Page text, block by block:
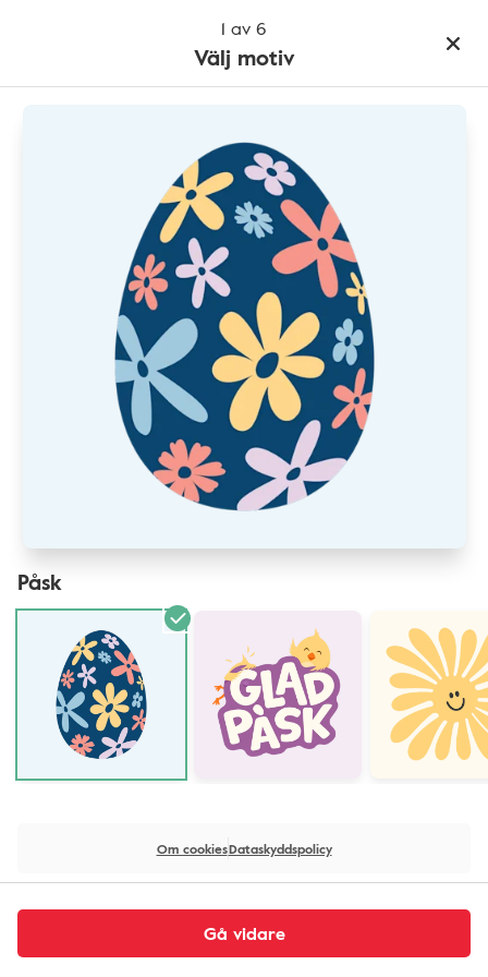
1 av 6
Välj motiv
Påsk
Om cookiesDataskyddspolicy
Gå vidare